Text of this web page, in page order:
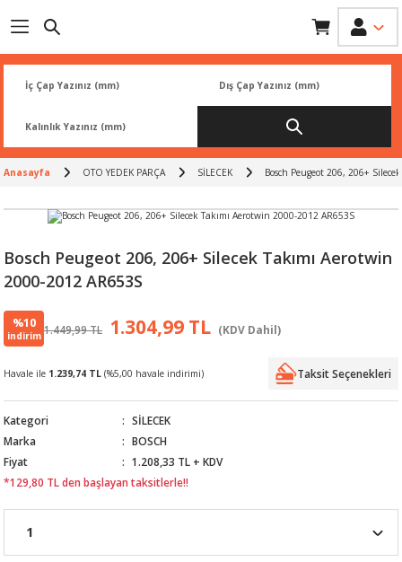
ÜRÜNLERİ
Anasayfa OTO YEDEK PARÇA SİLECEK Bosch Peugeot 206, 206+
Bosch Peugeot 206, 206+ Silecek Takımı Aerotwin
2000-2012 AR653S
%10
indirim 1.449,99 TL 1.304,99 TL (KDV Dahil)
Havale ile 1.239,74 TL (%5,00 havale indirimi) Taksit Seçenekleri
Kategori
SİLECEK
Marka
BOSCH
Fiyat
1.208,33 TL + KDV
*129,80 TL den başlayan taksitlerle!!